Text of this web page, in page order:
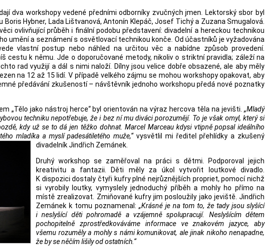
dva workshopy vedené předními odborníky zvučných jmen. Lektorský sbor byl
Hybner, Lada Lištvanová, Antonín Klepáč, Josef Tichý a Zuzana Smugalová.
ovlivňující průběh i finální podobu představení: divadelní a hereckou technikou
umění a seznámení s osvětlovací technikou konče. Od účastníků je vyžadována
vlastní postup nebo náhled na určitou věc a nabídne způsob provedení.
cestu k němu. Jde o doporučované metody, nikoliv o striktní pravidla; záleží na
rad využijí a dál s nimi naloží. Dílny jsou velice dobře obsazené, ale aby měly
na 12 až 15 lidí. V případě velkého zájmu se mohou workshopy opakovat, aby
předávání zkušeností – návštěvník jednoho workshopu předá nové poznatky
„Tělo jako nástroj herce“ byl orientován na výraz hercova těla na jevišti. „Mladý
techniku nepotřebuje, že i bez ní mu diváci porozumějí. To je však omyl, který si
kdy už se to dá jen těžko dohnat. Marcel Marceau kdysi vtipně popsal ideálního
mladíka a myslí padesátiletého muže,“vysvětlil mi ředitel přehlídky a zkušený
divadelník Jindřich Zemánek.
Druhý workshop se zaměřoval na práci s dětmi. Podporoval jejich
kreativitu a fantazii. Děti měly za úkol vytvořit loutkové divadlo.
K dispozici dostaly čtyři kufry plné nejrůznějších propriet, pomocí nichž
si vyrobily loutky, vymyslely jednoduchý příběh a mohly ho přímo na
místě zrealizovat. Zmiňované kufry jim posloužily jako jeviště. Jindřich
Zemánek k tomu poznamenal: „Krásné je na tom to, že tady jsou slyšící
i neslyšící děti pohromadě a vzájemně spolupracují. Neslyšícím dětem
pochopitelně zprostředkováváme informace ve znakovém jazyce, aby
všemu rozuměly a mohly s námi komunikovat, ale jinak nikoho nenapadne,
že by se něčím lišily od ostatních.“